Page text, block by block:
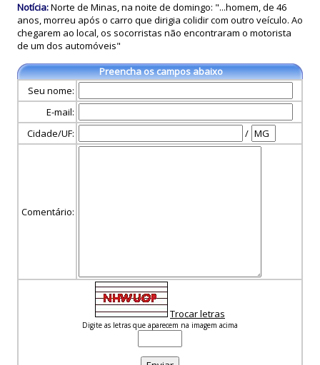
Notícia:Norte de Minas, na noite de domingo: "...homem, de 46
anos, morreu após o carro que dirigia colidir com outro veículo. Ao
chegarem ao local, os socorristas não encontraram o motorista
de um dos automóveis"
Preencha os campos abaixo
Seu nome:
E-mail:
Cidade/UF:
/
Comentário:
Trocar letras
Digite as letras que aparecem na imagem acima